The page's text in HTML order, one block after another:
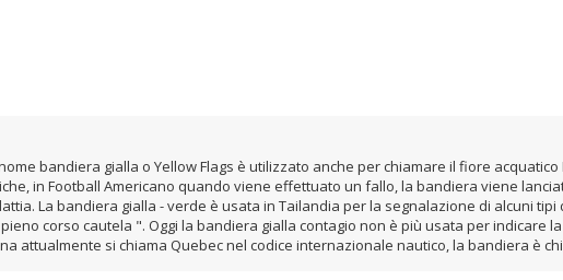
bandiera gialla o Yellow Flags è utilizzato anche per chiamare il fiore
in Football Americano quando viene effettuato un fallo, la bandiera viene
La bandiera gialla - verde è usata in Tailandia per la segnalazione di alcuni tipi
corso cautela ". Oggi la bandiera gialla contagio non è più usata per indicare
attualmente si chiama Quebec nel codice internazionale nautico, la bandiera è